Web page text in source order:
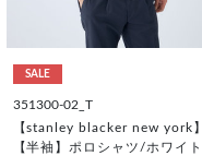
SALE
351300-02_T
【stanley blacker new york】
【半袖】ポロシャツ/ホワイト